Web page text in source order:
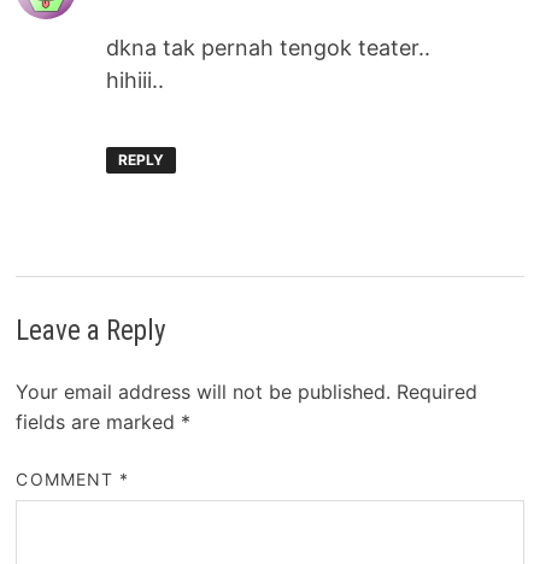
dkna tak pernah tengok teater..
hihiii..
REPLY
Leave a Reply
Your email address will not be published. Required
fields are marked *
COMMENT *